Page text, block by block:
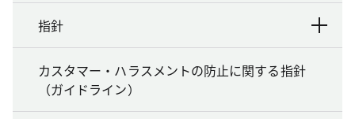
指針
カスタマー・ハラスメントの防止に関する指針
（ガイドライン）